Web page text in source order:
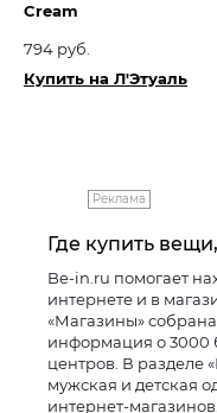
Cream
794 руб.
Купить на Л'Этуаль
Реклама
Где купить
Be-in.ru помогает
интернете и в
«Магазины»
информация о 3000
центров. В разделе
мужская и детская
интернет-